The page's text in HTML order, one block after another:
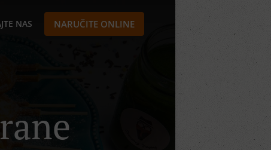
NAS NARUČITE ONLINE